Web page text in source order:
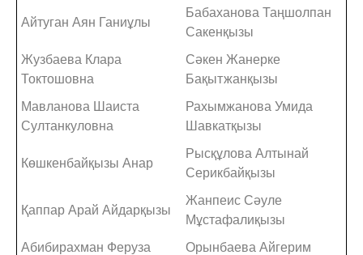
Айтуган Аян Ганиұлы
Бабаханова Таңшолпан
Сакенқызы
Жузбаева Клара
Токтошовна
Сәкен Жанерке
Бақытжанқызы
Мавланова Шаиста
Султанкуловна
Рахымжанова Умида
Шавкатқызы
Көшкенбайқызы Анар
Рысқұлова Алтынай
Серикбайқызы
Қаппар Арай Айдарқызы
Жанпеис Сәуле
Мұстафалиқызы
Абибирахман Феруза
Орынбаева Айгерим